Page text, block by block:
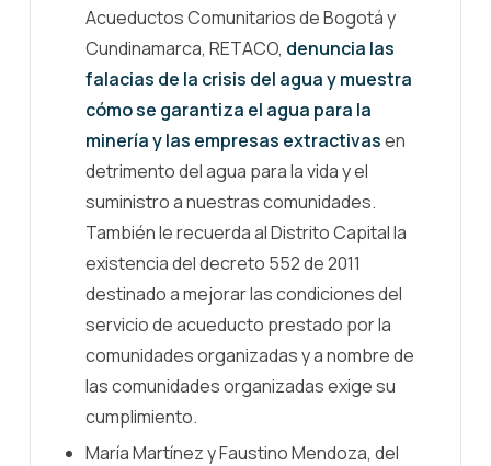
Acueductos Comunitarios de Bogotá y
Cundinamarca, RETACO, denuncia las
falacias de la crisis del agua y muestra
cómo se garantiza el agua para la
minería y las empresas extractivasen
detrimento del agua para la vida y el
suministro a nuestras comunidades.
También le recuerda al Distrito Capital la
existencia del decreto 552 de 2011
destinado a mejorar las condiciones del
servicio de acueducto prestado por la
comunidades organizadas y a nombre de
las comunidades organizadas exige su
cumplimiento.
María Martínez y Faustino Mendoza, del